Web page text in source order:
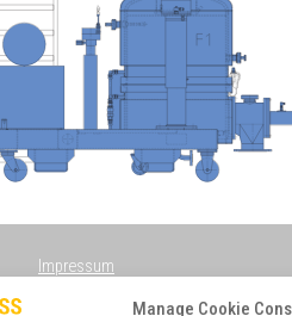
Manage Cookie
Impressum